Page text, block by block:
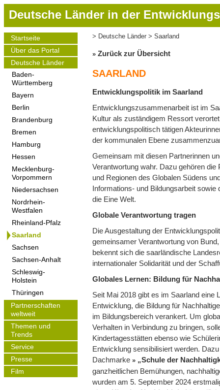
r
Deutsche Länder in der
Main
navigation
Startseite
Über das Portal
Deutsche Länder
Baden-
Württemberg
Bayern
Berlin
Brandenburg
Bremen
Hamburg
Hessen
Mecklenburg-
Vorpommern
Niedersachsen
Nordrhein-
Westfalen
Rheinland-Pfalz
Saarland
Sachsen
Sachsen-Anhalt
Schleswig-
Holstein
Thüringen
Partnerschaften
weltweit
Themen und
Trends
Service
Presse
Film
Deutsche Länder Saarland
Zurück zur Übersicht
SAARLAND
Entwicklungspolitik im Saarland
Entwicklungszusammenarbeit ist im
Kultur als zuständigem Ressort
entwicklungspolitisch tätigen
der kommunalen Ebene
Gemeinsam mit diesen Partnerinnen
Verantwortung wahr. Dazu gehören
und Regionen des Globalen Südens
Informations- und Bildungsarbeit
die Eine Welt.
Globale Verantwortung tragen
Die Ausgestaltung der
gemeinsamer Verantwortung von
bekennt sich die saarländische
internationaler Solidarität und der
Globales Lernen: Bildung für
Seit Mai 2018 gibt es im Saarland eine
Entwicklung, die Bildung für
im Bildungsbereich verankert. Um
Verhalten in Verbindung zu bringen,
Kindertagesstätten ebenso wie
Entwicklung sensibilisiert werden.
Dachmarke
„Schule der
ganzheitlichen Bemühungen,
wurden am 5. September 2024